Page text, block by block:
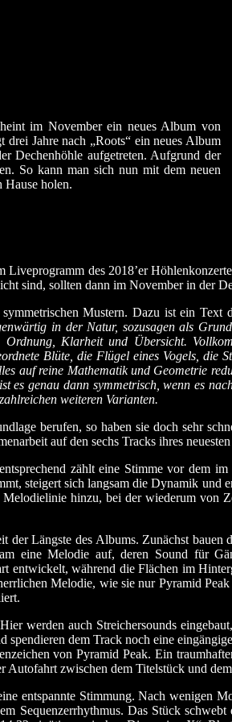
im November ein neues Album von
Jahre nach „Roots“ ein neues Album
Dechenhöhle aufgetreten. Aufgrund der
So kann man sich nun mit dem neuen
Hause holen.
des 2018’er
sind, sollten dann im November in der
Mustern. Dazu ist ein Text
in der Natur, sozusagen als
Klarheit und Übersicht.
Blüte, die Flügel eines Vogels, die
auf reine Mathematik und Geometrie
es genau dann symmetrisch, wenn es
weiteren Varianten.
berufen, so haben sie doch sehr
auf den sechs Tracks ihres
zählt eine Stimme vor dem
steigert sich langsam die Dynamik
hinzu, bei der wiederum von
Längste des Albums. Zunächst
eine Melodie auf, deren Sound für
entwickelt, während die Flächen im
Melodie, wie sie nur Pyramid
werden auch Streichersounds
spendieren dem Track noch eine
von Pyramid Peak. Ein
zwischen dem Titelstück und
entspannte Stimmung. Nach wenigen
Sequenzerrhythmus. Das Stück